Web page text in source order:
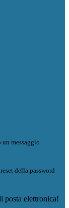
messaggio
della password
posta elettronica!